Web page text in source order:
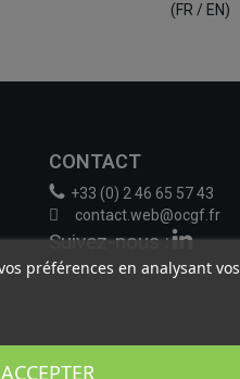
(FR / EN)
CONTACT
+33 (0) 2 46 65 57 43
contact.web@ocgf.fr
Suivez-nous :
préférences en analysant vos